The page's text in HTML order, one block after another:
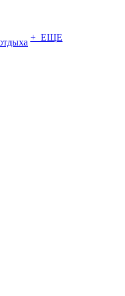
+ ЕЩЕ